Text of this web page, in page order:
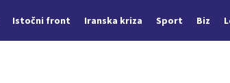
Istočni front Iranska kriza Sport Biz